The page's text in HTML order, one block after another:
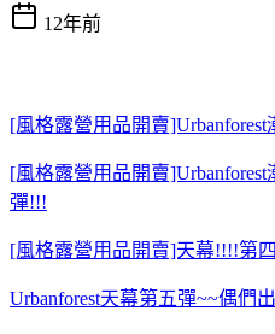
12年前
[風格露營用品開賣
[風格露營用品開賣
彈!!!
[風格露營用品開賣]天幕!!!!第
Urbanforest天幕第五彈~~偶們